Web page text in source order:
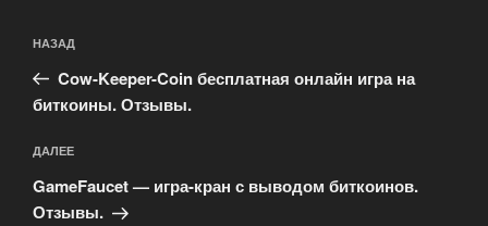
по
записям
Предыдущая
запись:
НАЗАД
Cow-Keeper-Coin бесплатная онлайн игра на
биткоины. Отзывы.
Следующая
запись
ДАЛЕЕ
GameFaucet — игра-кран с выводом биткоинов.
Отзывы.